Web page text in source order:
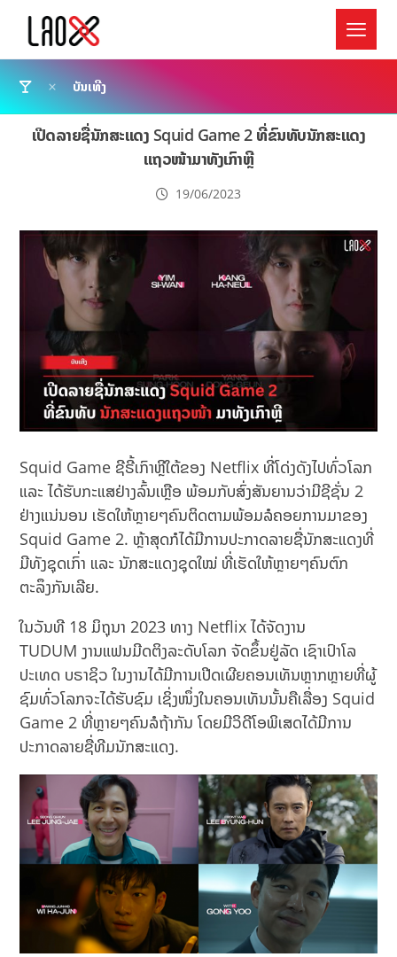
ບັນເທີງ
ເປີດລາຍຊື່ນັກສະແດງ Squid Game 2 ທີ່ຂົນທັບນັກສະແດງ
ແຖວໜ້າມາທັງເກົາຫຼີ
19/06/2023
Squid Game ຊີຣີ້ເກົາຫຼີໃຕ້ຂອງ Netflix ທີ່ໂດ່ງດັງໄປທົ່ວໂລກ
ແລະ ໄດ້ຮັບກະແສຢ່າງລົ້ນເຫຼືອ ພ້ອມກັບສົ່ງສັນຍານວ່າມີຊີຊັ່ນ 2
ຢ່າງແນ່ນອນ ເຮັດໃຫ້ຫຼາຍໆຄົນຕິດຕາມພ້ອມລໍຄອຍການມາຂອງ
Squid Game 2. ຫຼ້າສຸດກໍໄດ້ມີການປະກາດລາຍຊື່ນັກສະແດງທີ່
ມີທັງຊຸດເກົ່າ ແລະ ນັກສະແດງຊຸດໃໝ່ ທີ່ເຮັດໃຫ້ຫຼາຍໆຄົນຕົກ
ຕະລຶງກັນເລີຍ.
ໃນວັນທີ 18 ມິຖຸນາ 2023 ທາງ Netflix ໄດ້ຈັດງານ
TUDUM ງານແຟນມີດຕິງລະດັບໂລກ ຈັດຂຶ້ນຢູ່ລັດ ເຊົາເປົາໂລ
ປະເທດ ບຣາຊິວ ໃນງານໄດ້ມີການເປີດເຜີຍຄອນເທັນຫຼາກຫຼາຍທີ່ຜູ້
ຊົມທົ່ວໂລກຈະໄດ້ຮັບຊົມ ເຊິ່ງໜຶ່ງໃນຄອນເທັນນັ້ນຄືເລື່ອງ Squid
Game 2 ທີ່ຫຼາຍໆຄົນລໍຖ້າກັນ ໂດຍມີວິດີໂອພິເສດໄດ້ມີການ
ປະກາດລາຍຊື່ທີມນັກສະແດງ.